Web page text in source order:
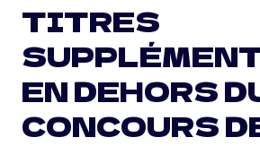
TITRES
EN DEHORS
CONCOURS